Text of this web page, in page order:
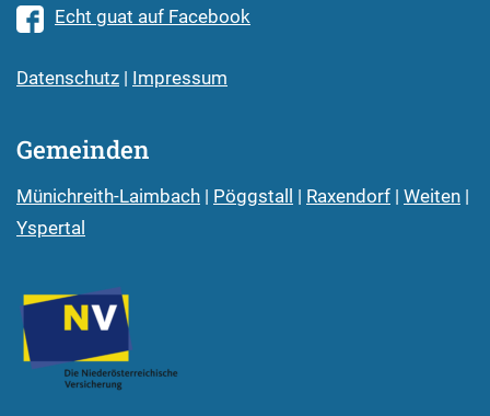
Echt guat auf Facebook
Datenschutz | Impressum
Gemeinden
Münichreith-Laimbach Pöggstall Raxendorf Weiten
Yspertal